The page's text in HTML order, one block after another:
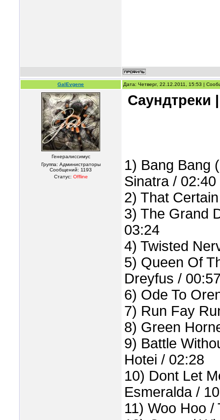
GalEvgene Дата: Четверг, 22.12.2011, 15:53 |
Генералиссимус
Группа: Администраторы
Сообщений: 1193
Статус: Offline
Саундтреки
1) Bang Bang
Sinatra / 02:40
2) That
3) The Grand
03:24
4) Twisted
5) Queen Of
Dreyfus /
6) Ode To
7) Run Fay
8) Green
9) Battle
Hotei / 02:28
10) Dont Let
Esmeralda /
11) Woo Hoo